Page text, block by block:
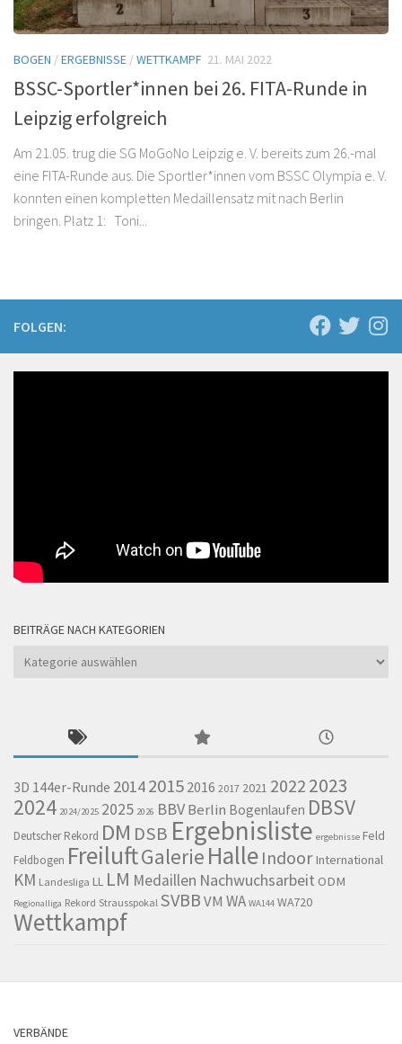
BOGEN /ERGEBNISSE /WETTKAMPF 21. MAI 2022
BSSC-Sportler*innen bei 26. FITA-Runde in
Leipzig erfolgreich
Am 21.05. trug die SG MoGoNo Leipzig e. V. bereits zum 26.-mal
eine FITA-Runde aus. Die Sportler*innen vom BSSC Olympia e. V.
konnten einen kompletten Medaillensatz mit nach Berlin
bringen. Platz 1: Toni...
FOLGEN:
BEITRÄGE NACH KATEGORIEN
Beiträge
3D 144er-Runde 20142015 2016 2017 2021 20222023
2024 2024/2025 2025 2026 BBVBerlin Bogenlaufen DBSV
Deutscher Rekord DM DSB Ergebnisliste ergebnisse Feld
Feldbogen FreiluftGalerie Halle Indoor International
KM Landesliga LL LM Medaillen Nachwuchsarbeit ODM
Regionalliga Rekord Strausspokal SVBBVM WA WA144 WA720
Wettkampf
VERBÄNDE